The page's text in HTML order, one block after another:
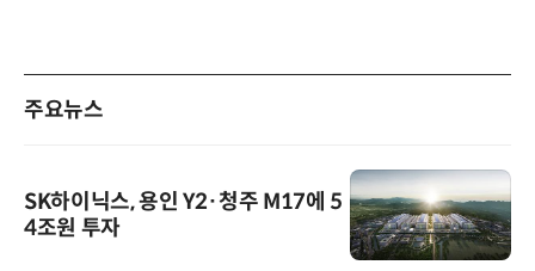
주요뉴스
SK하이닉스, 용인 Y2·청주 M17에 5
4조원 투자